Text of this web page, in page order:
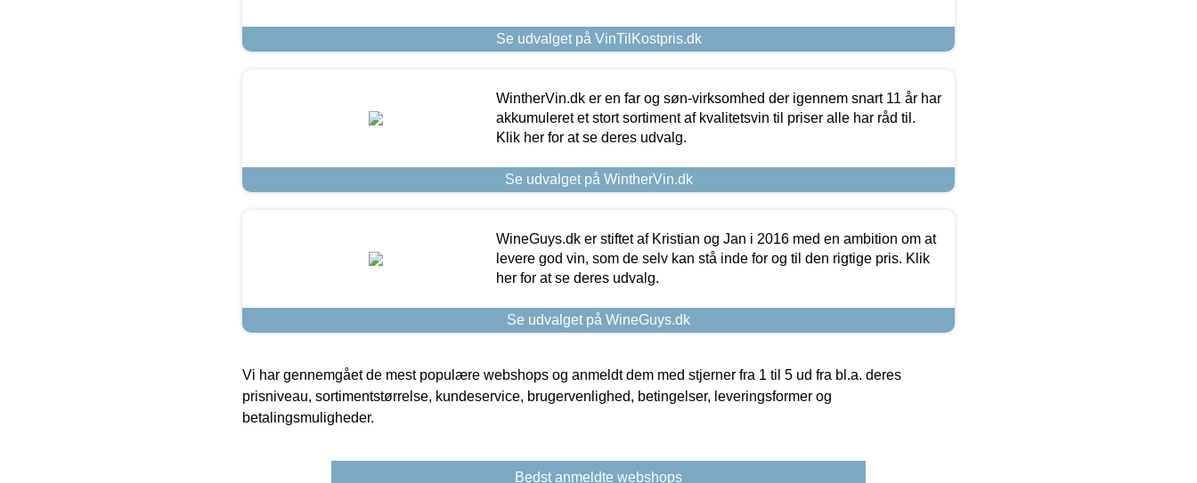
Se udvalget på VinTilKostpris.dk
WintherVin.dk er en far og søn-virksomhed der igennem snart 11 år har
akkumuleret et stort sortiment af kvalitetsvin til priser alle har råd til.
Klik her for at se deres udvalg.
Se udvalget på WintherVin.dk
WineGuys.dk er stiftet af Kristian og Jan i 2016 med en ambition om at
levere god vin, som de selv kan stå inde for og til den rigtige pris. Klik
her for at se deres udvalg.
Se udvalget på WineGuys.dk
Vi har gennemgået de mest populære webshops og anmeldt dem med stjerner fra 1 til 5 ud fra bl.a. deres
prisniveau, sortimentstørrelse, kundeservice, brugervenlighed, betingelser, leveringsformer og
betalingsmuligheder.
Bedst anmeldte webshops